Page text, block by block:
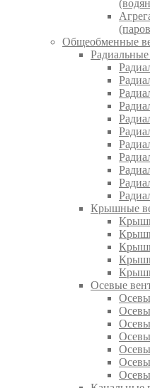
Общеобменные
Крышные
Осевые